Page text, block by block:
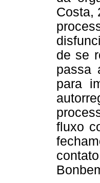
Costa,
de se
passa
para
fluxo